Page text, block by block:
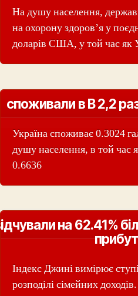
На душу населення,
на охорону здоров’я у
доларів США, у той час як
споживали в В 2,2
Україна споживає 0.3024
душу населення, в той час
0.6636
на 62.41%
Індекс Джині вимірює
розподілі сімейних